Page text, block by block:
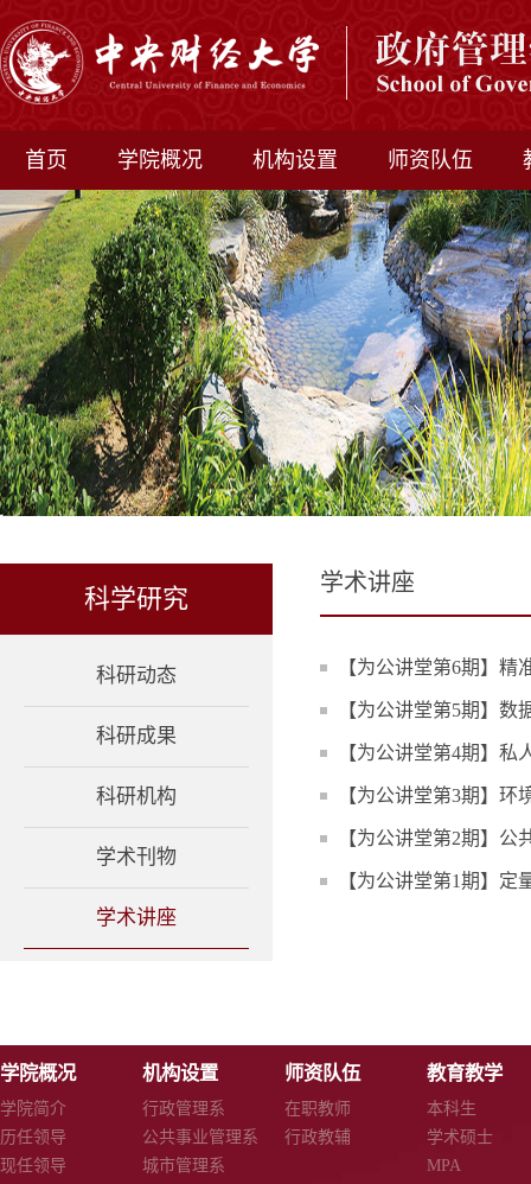
首页 学院概况 机构设置 师资队伍
科学研究
科研动态
科研成果
科研机构
学术刊物
学术讲座
学术讲座
【为公讲堂第6期】精
【为公讲堂第5期】数
【为公讲堂第4期】
【为公讲堂第3期】
【为公讲堂第2期】
【为公讲堂第1期】定
学院概况
学院简介
历任领导
现任领导
机构设置
行政管理系
公共事业管理系
城市管理系
师资队伍
在职教师
行政教辅
教育教学
本科生
学术硕士
MPA